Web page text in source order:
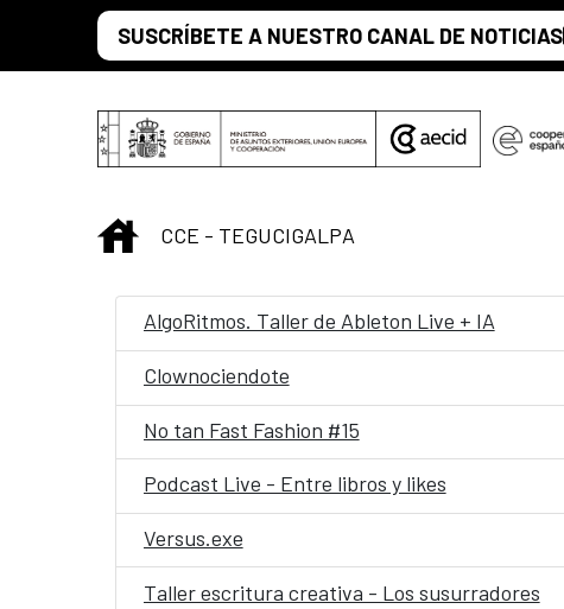
Saltar al contenido principal
SUSCRÍBETE A NUESTRO CANAL DE NOTICIAS
INICIO
CCE - TEGUCIGALPA
AlgoRitmos. Taller de Ableton Live + IA
Clownociendote
No tan Fast Fashion #15
Podcast Live - Entre libros y likes
Versus.exe
Taller escritura creativa - Los susurradores